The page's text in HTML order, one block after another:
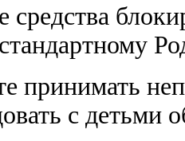
средства
принимать
с детьми